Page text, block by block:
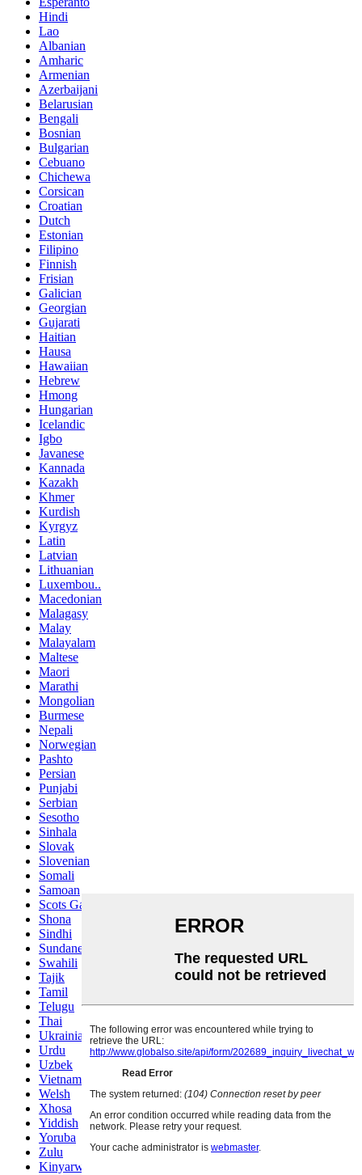
Hindi
Lao
Albanian
Amharic
Armenian
Azerbaijani
Belarusian
Bengali
Bosnian
Bulgarian
Cebuano
Chichewa
Corsican
Croatian
Dutch
Estonian
Filipino
Finnish
Frisian
Galician
Georgian
Gujarati
Haitian
Hausa
Hawaiian
Hebrew
Hmong
Hungarian
Icelandic
Igbo
Javanese
Kannada
Kazakh
Khmer
Kurdish
Kyrgyz
Latin
Latvian
Lithuanian
Luxembou..
Macedonian
Malagasy
Malay
Malayalam
Maltese
Maori
Marathi
Mongolian
Burmese
Nepali
Norwegian
Pashto
Persian
Punjabi
Serbian
Sesotho
Sinhala
Slovak
Slovenian
Somali
Samoan
Scots Gaelic
Shona
Sindhi
Sundanese
Swahili
Tajik
Tamil
Telugu
Thai
Ukrainian
Urdu
Uzbek
Vietnamese
Welsh
Xhosa
Yiddish
Yoruba
Zulu
Kinyarwanda